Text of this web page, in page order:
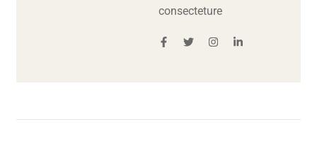
consecteture